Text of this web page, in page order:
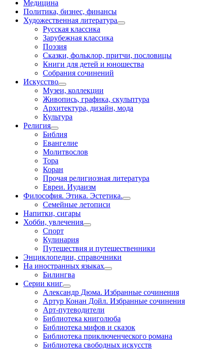
Медицина
Политика, бизнес, финансы
Художественная литература
Русская классика
Зарубежная классика
Поэзия
Сказки, фольклор, притчи, пословицы
Книги для детей и юношества
Собрания сочинений
Искусство
Музеи, коллекции
Живопись, графика, скульптура
Архитектура, дизайн, мода
Культура
Религия
Библия
Евангелие
Молитвослов
Тора
Коран
Прочая религиозная литература
Евреи. Иудаизм
Философия. Этика. Эстетика.
Семейные летописи
Напитки, сигары
Хобби, увлечения
Спорт
Кулинария
Путешествия и путешественники
Энциклопедии, справочники
На иностранных языках
Билингва
Серии книг
Александр Дюма. Избранные сочинения
Артур Конан Дойл. Избранные сочинения
Арт-путеводители
Библиотека книголюба
Библиотека мифов и сказок
Библиотека приключенческого романа
Библиотека свободных искусств